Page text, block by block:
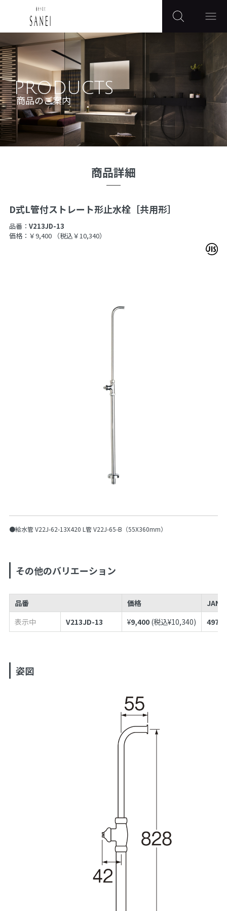
PRODUCTS
商品のご案内
商品詳細
D式L管付ストレート形止水栓［共用形］
品番： V213JD-13
価格：￥9,400
（税込￥10,340）
●給水管 V22J-62-13X420 L管 V22J-65-B（55X360mm）
その他のバリエーション
品番 価格
JAN
表示中
V213JD-13 ¥9,400 (税込¥10,340)
姿図